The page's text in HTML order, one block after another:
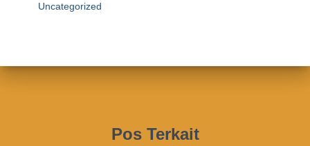
Uncategorized
Pos Terkait